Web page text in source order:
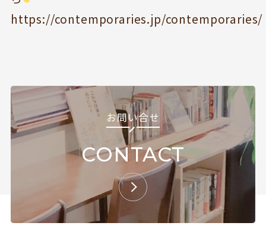
Follow us
https://contemporaries.jp/contemporaries/
お問い合せ
CONTACT